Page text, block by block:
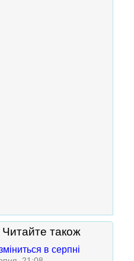
Читайте також
в серпні